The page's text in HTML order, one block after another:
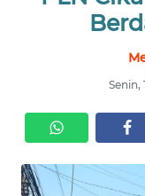
Senin,
TOKOH
OPINI